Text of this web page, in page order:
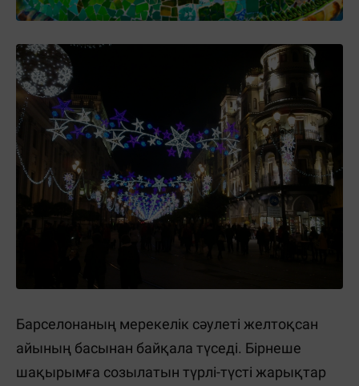
Барселонаның мерекелік сәулеті желтоқсан
айының басынан байқала түседі. Бірнеше
шақырымға созылатын түрлі-түсті жарықтар